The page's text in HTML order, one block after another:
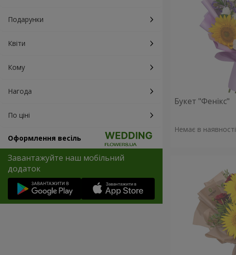
Подарунки
Квіти
Кому
Нагода
По ціні
Оформлення весіль
Завантажуйте наш мобільний
додаток
Букет "Фенікс"
Немає в наявності